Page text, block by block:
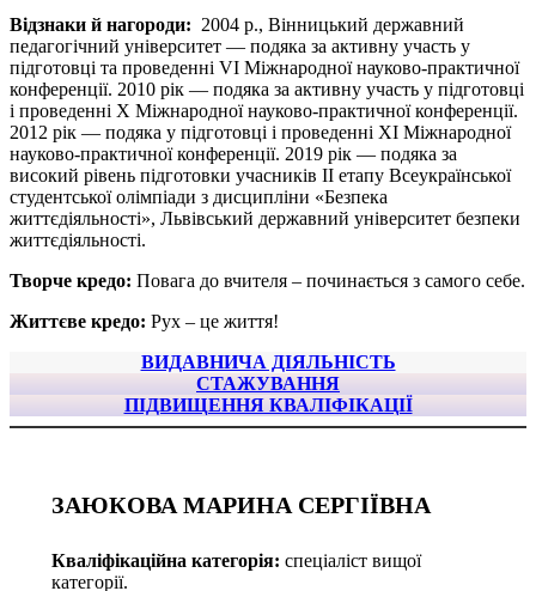
Відзнаки й нагороди: 2004 р., Вінницький державний
педагогічний університет — подяка за активну участь у
підготовці та проведенні VI Міжнародної науково-практичної
конференції. 2010 рік — подяка за активну участь у підготовці
і проведенні Х Міжнародної науково-практичної конференції.
2012 рік — подяка у підготовці і проведенні ХІ Міжнародної
науково-практичної конференції. 2019 рік — подяка за
високий рівень підготовки учасників ІІ етапу Всеукраїнської
студентської олімпіади з дисципліни «Безпека
життєдіяльності», Львівський державний університет безпеки
життєдіяльності.
Творче кредо: Повага до вчителя – починається з самого себе.
Життєве кредо: Рух – це життя!
ВИДАВНИЧА ДІЯЛЬНІСТЬ
СТАЖУВАННЯ
ПІДВИЩЕННЯ КВАЛІФІКАЦІЇ
ЗАЮКОВА МАРИНА СЕРГІЇВНА
Кваліфікаційна категорія: спеціаліст вищої
категорії.